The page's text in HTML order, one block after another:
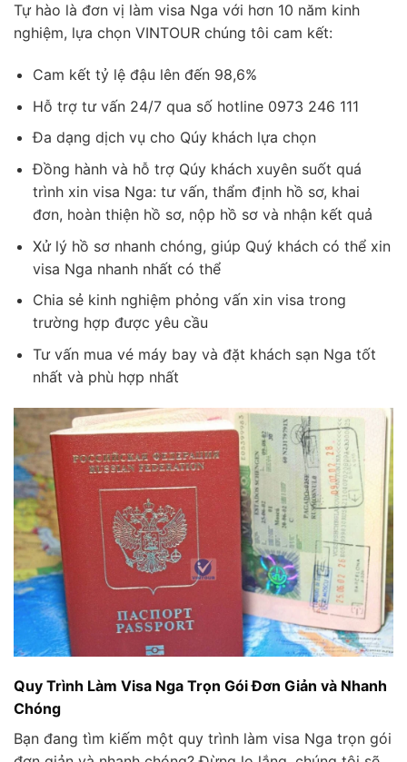
Tự hào là đơn vị làm visa Nga với hơn 10 năm kinh
nghiệm, lựa chọn VINTOUR chúng tôi cam kết:
Cam kết tỷ lệ đậu lên đến 98,6%
Hỗ trợ tư vấn 24/7 qua số hotline 0973 246 111
Đa dạng dịch vụ cho Qúy khách lựa chọn
Đồng hành và hỗ trợ Qúy khách xuyên suốt quá
trình xin visa Nga: tư vấn, thẩm định hồ sơ, khai
đơn, hoàn thiện hồ sơ, nộp hồ sơ và nhận kết quả
Xử lý hồ sơ nhanh chóng, giúp Quý khách có thể xin
visa Nga nhanh nhất có thể
Chia sẻ kinh nghiệm phỏng vấn xin visa trong
trường hợp được yêu cầu
Tư vấn mua vé máy bay và đặt khách sạn Nga tốt
nhất và phù hợp nhất
Quy Trình Làm Visa Nga Trọn Gói Đơn Giản và Nhanh
Chóng
Bạn đang tìm kiếm một quy trình làm visa Nga trọn gói